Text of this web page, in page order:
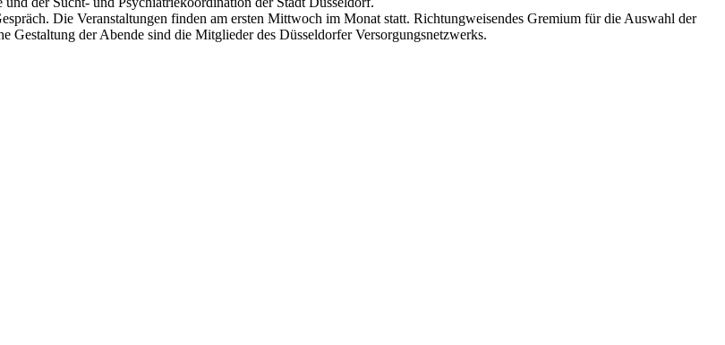
Die Veranstaltungen finden am ersten Mittwoch im Monat statt. Richtungweisendes Gremium für die Auswahl der
der Abende sind die Mitglieder des Düsseldorfer Versorgungsnetzwerks.